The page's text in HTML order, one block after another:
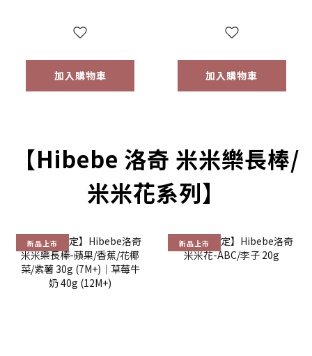
加入購物車 加入購物車
【Hibebe 洛奇 米米樂長棒/
米米花系列】
新品上市 新品上市